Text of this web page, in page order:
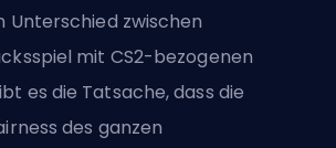
Unterschied zwischen
mit CS2-bezogenen
es die Tatsache, dass die
des ganzen